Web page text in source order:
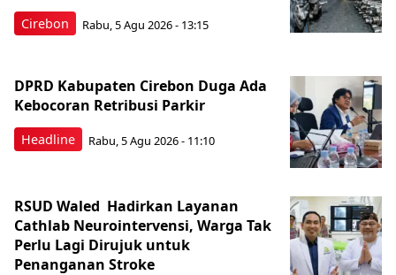
Cirebon Rabu, 5 Agu 2026 - 13:15
Headline
DPRD Kabupaten Cirebon Duga Ada
Kebocoran Retribusi Parkir
Rabu, 5 Agu 2026 - 11:10
RSUD Waled Hadirkan Layanan
Cathlab Neurointervensi, Warga Tak
Perlu Lagi Dirujuk untuk
Penanganan Stroke